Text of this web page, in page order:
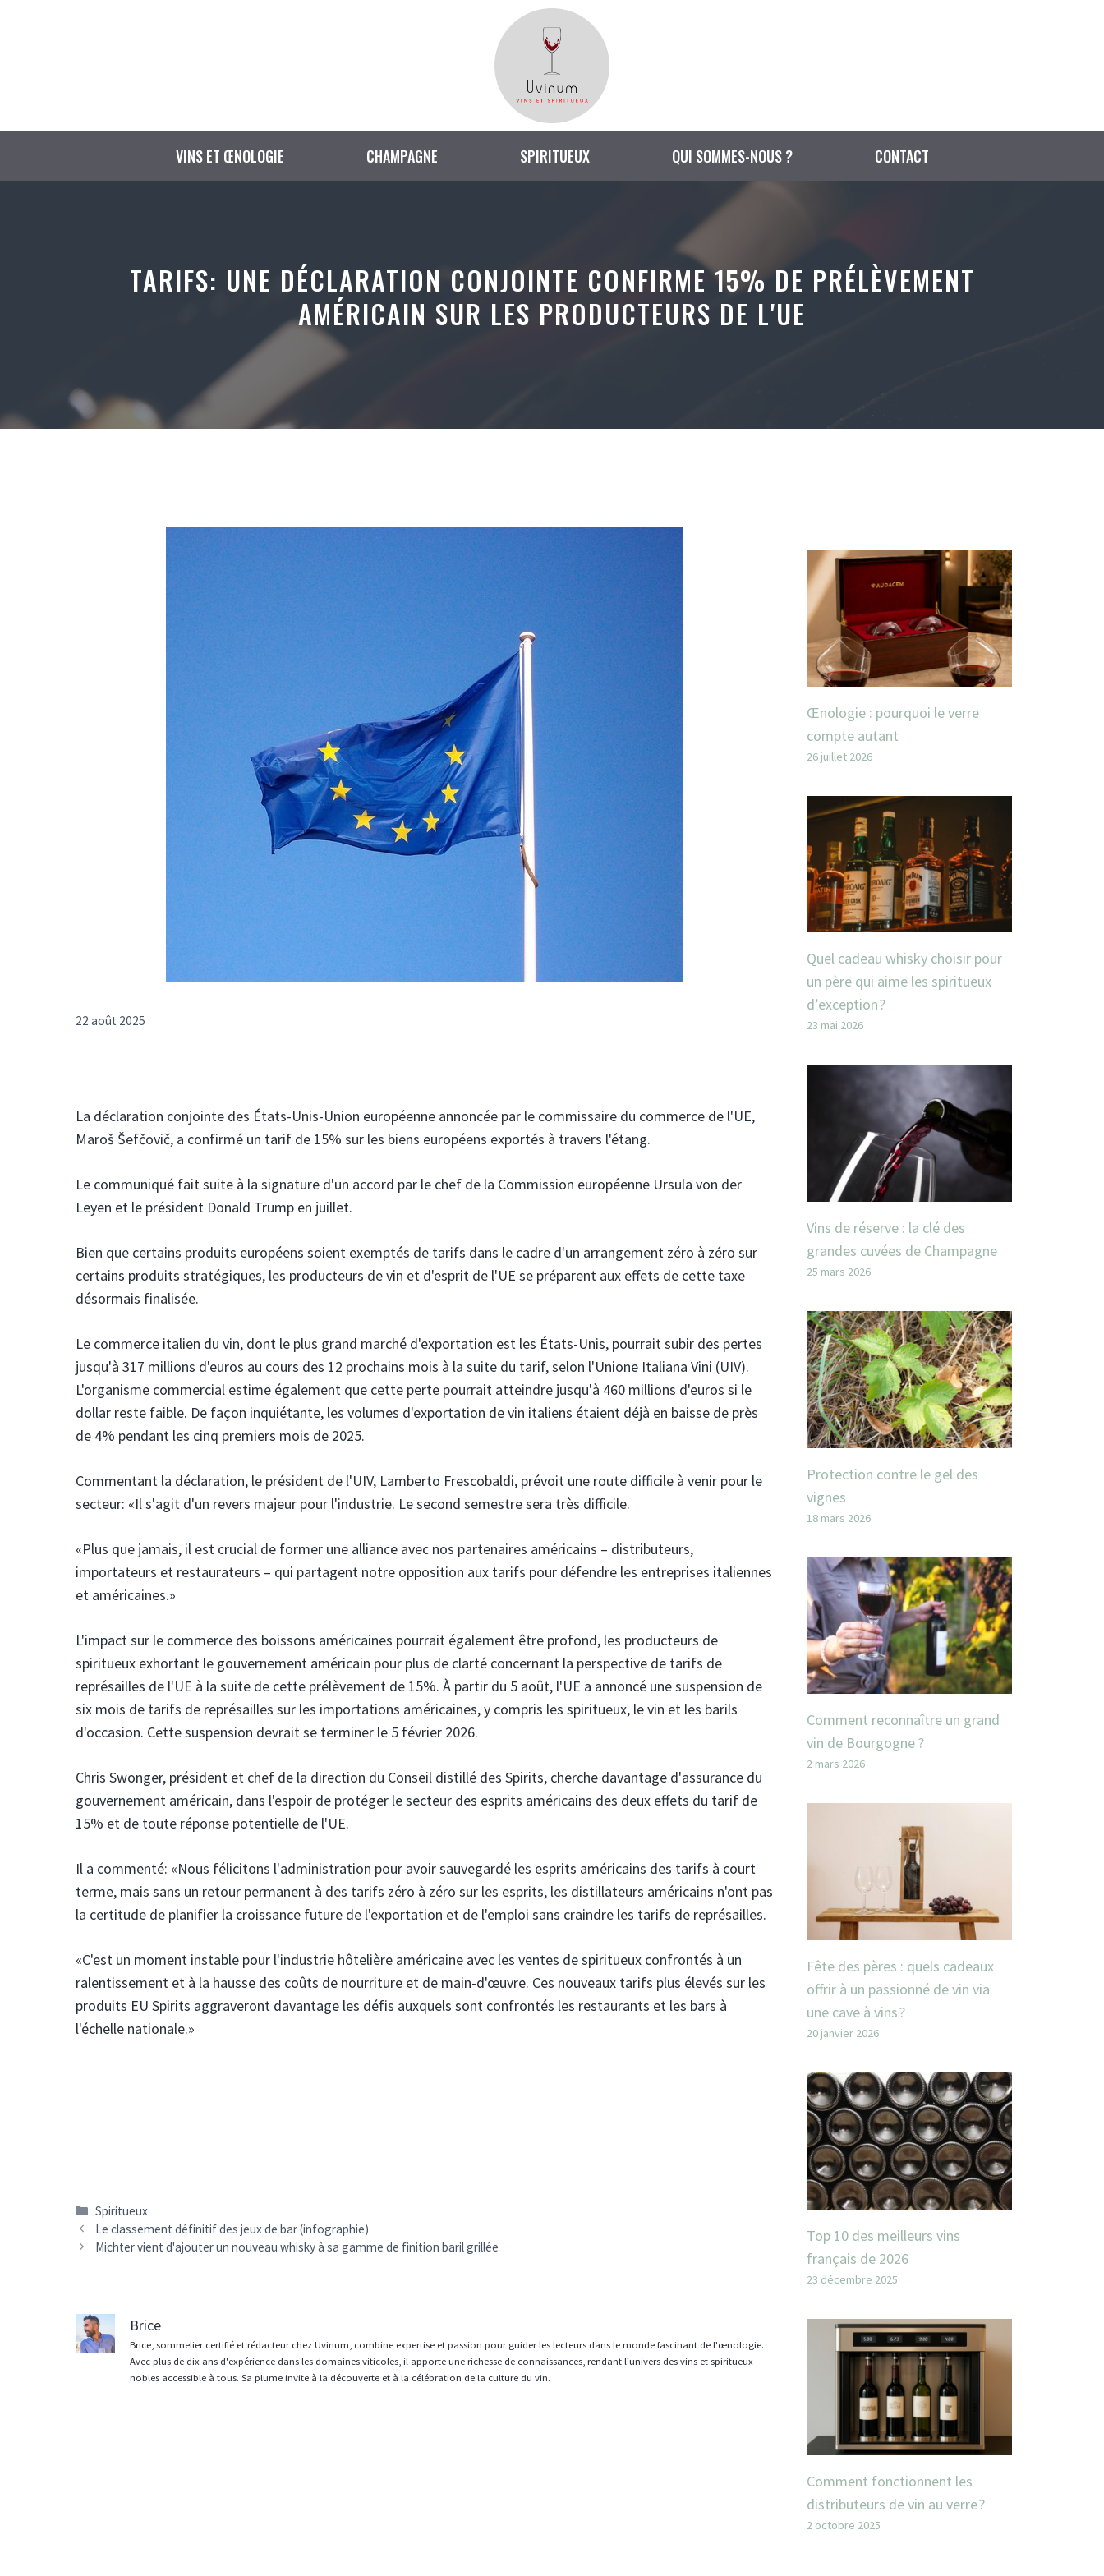
VINS ET ŒNOLOGIE CHAMPAGNE SPIRITUEUX QUI SOMMES-NOUS ? CONTACT
TARIFS: UNE DÉCLARATION CONJOINTE CONFIRME 15% DE PRÉLÈVEMENT
AMÉRICAIN SUR LES PRODUCTEURS DE L'UE
22 août 2025
La déclaration conjointe des États-Unis-Union européenne annoncée par le commissaire du commerce de l'UE,
Maroš Šefčovič, a confirmé un tarif de 15% sur les biens européens exportés à travers l'étang.
Le communiqué fait suite à la signature d'un accord par le chef de la Commission européenne Ursula von der
Leyen et le président Donald Trump en juillet.
Bien que certains produits européens soient exemptés de tarifs dans le cadre d'un arrangement zéro à zéro sur
certains produits stratégiques, les producteurs de vin et d'esprit de l'UE se préparent aux effets de cette taxe
désormais finalisée.
Le commerce italien du vin, dont le plus grand marché d'exportation est les États-Unis, pourrait subir des pertes
jusqu'à 317 millions d'euros au cours des 12 prochains mois à la suite du tarif, selon l'Unione Italiana Vini (UIV).
L'organisme commercial estime également que cette perte pourrait atteindre jusqu'à 460 millions d'euros si le
dollar reste faible. De façon inquiétante, les volumes d'exportation de vin italiens étaient déjà en baisse de près
de 4% pendant les cinq premiers mois de 2025.
Commentant la déclaration, le président de l'UIV, Lamberto Frescobaldi, prévoit une route difficile à venir pour le
secteur: «Il s'agit d'un revers majeur pour l'industrie. Le second semestre sera très difficile.
«Plus que jamais, il est crucial de former une alliance avec nos partenaires américains – distributeurs,
importateurs et restaurateurs – qui partagent notre opposition aux tarifs pour défendre les entreprises italiennes
et américaines.»
L'impact sur le commerce des boissons américaines pourrait également être profond, les producteurs de
spiritueux exhortant le gouvernement américain pour plus de clarté concernant la perspective de tarifs de
représailles de l'UE à la suite de cette prélèvement de 15%. À partir du 5 août, l'UE a annoncé une suspension de
six mois de tarifs de représailles sur les importations américaines, y compris les spiritueux, le vin et les barils
d'occasion. Cette suspension devrait se terminer le 5 février 2026.
Chris Swonger, président et chef de la direction du Conseil distillé des Spirits, cherche davantage d'assurance du
gouvernement américain, dans l'espoir de protéger le secteur des esprits américains des deux effets du tarif de
15% et de toute réponse potentielle de l'UE.
Il a commenté: «Nous félicitons l'administration pour avoir sauvegardé les esprits américains des tarifs à court
terme, mais sans un retour permanent à des tarifs zéro à zéro sur les esprits, les distillateurs américains n'ont pas
la certitude de planifier la croissance future de l'exportation et de l'emploi sans craindre les tarifs de représailles.
«C'est un moment instable pour l'industrie hôtelière américaine avec les ventes de spiritueux confrontés à un
ralentissement et à la hausse des coûts de nourriture et de main-d'œuvre. Ces nouveaux tarifs plus élevés sur les
produits EU Spirits aggraveront davantage les défis auxquels sont confrontés les restaurants et les bars à
l'échelle nationale.»
Catégories
Spiritueux
Navigation
des
Le classement définitif des jeux de bar (infographie)
Michter vient d'ajouter un nouveau whisky à sa gamme de finition baril grillée
Brice
Brice, sommelier certifié et rédacteur chez Uvinum, combine expertise et passion pour guider les lecteurs dans le monde fascinant de l'œnologie.
Avec plus de dix ans d'expérience dans les domaines viticoles, il apporte une richesse de connaissances, rendant l'univers des vins et spiritueux
nobles accessible à tous. Sa plume invite à la découverte et à la célébration de la culture du vin.
Œnologie : pourquoi le verre
compte autant
26 juillet 2026
Quel cadeau whisky choisir pour
un père qui aime les spiritueux
d’exception ?
23 mai 2026
Vins de réserve : la clé des
grandes cuvées de Champagne
25 mars 2026
Protection contre le gel des
vignes
18 mars 2026
Comment reconnaître un grand
vin de Bourgogne ?
2 mars 2026
Fête des pères : quels cadeaux
offrir à un passionné de vin via
une cave à vins ?
20 janvier 2026
Top 10 des meilleurs vins
français de 2026
23 décembre 2025
Comment fonctionnent les
distributeurs de vin au verre ?
2 octobre 2025